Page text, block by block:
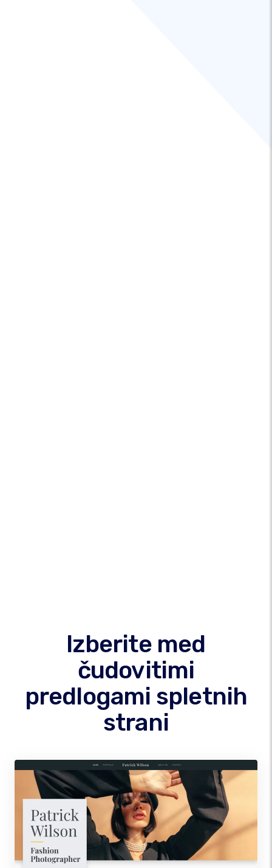
Izberite med
čudovitimi
predlogami spletnih
strani